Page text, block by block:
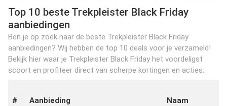
Top 10 beste Trekpleister Black Friday
aanbiedingen
Ben je op zoek naar de beste Trekpleister Black Friday
aanbiedingen? Wij hebben de top 10 deals voor je verzameld!
Bekijk hier waar je Trekpleister Black Friday het voordeligst
scoort en profiteer direct van scherpe kortingen en acties.
# Aanbieding Naam